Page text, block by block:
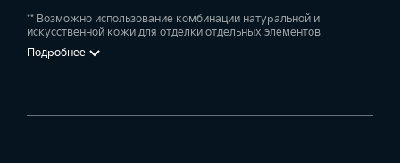
которые обеспечат техническое обслуживание
автомобиля и устранение неисправностей с
** Возможно использование комбинации натуральной и
искусственной кожи для отделки отдельных элементов
Подробнее